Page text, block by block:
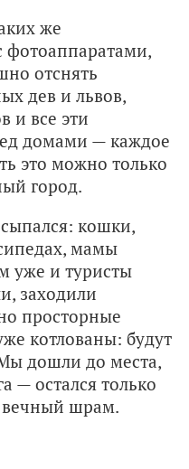
же
фотоаппаратами,
отснять
дев и львов,
и все эти
домами — каждое
это можно только
город.
кошки,
мамы
уже и туристы
заходили
просторные
котлованы: будут
дошли до места,
— остался только
вечный шрам.